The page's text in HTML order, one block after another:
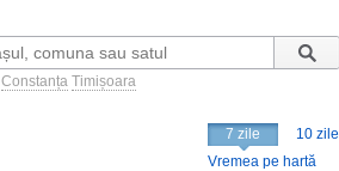
Constanța Timișoara
7 zile
10 zile
Vremea pe hartă